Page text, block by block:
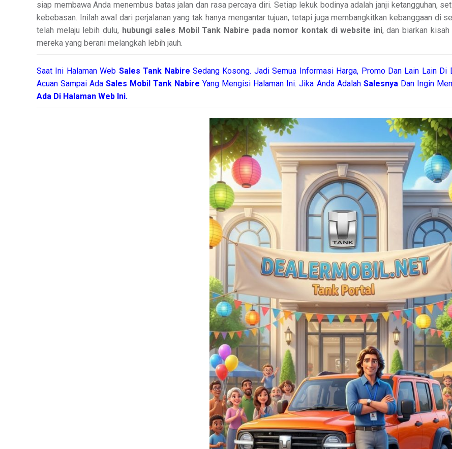
siap membawa Anda menembus batas jalan dan rasa percaya diri. Setiap lekuk bodinya adalah janji ketangguhan,
kebebasan. Inilah awal dari perjalanan yang tak hanya mengantar tujuan, tetapi juga membangkitkan kebanggaan di
telah melaju lebih dulu, hubungi sales Mobil Tank Nabire pada nomor kontak di website ini, dan biarkan
mereka yang berani melangkah lebih jauh.
Saat Ini Halaman Web Sales Tank Nabire Sedang Kosong. Jadi Semua Informasi Harga, Promo Dan Lain Lain
Acuan Sampai AdaSales Mobil Tank NabireYang Mengisi Halaman Ini. Jika Anda Adalah SalesnyaDan Ingin
Ada Di Halaman Web Ini.